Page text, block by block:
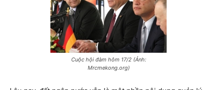
Cuộc hội đàm hôm 17/2 (Ảnh:
Mrcmekong.org)